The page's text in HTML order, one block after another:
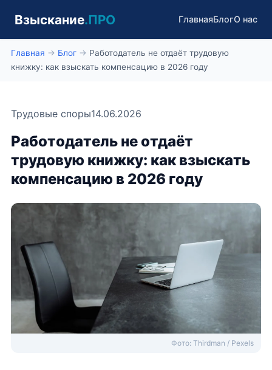
Взыскание.ПРО ГлавнаяБлогО нас
Главная → Блог→ Работодатель не отдаёт трудовую
книжку: как взыскать компенсацию в 2026 году
Трудовые споры14.06.2026
Работодатель не отдаёт
трудовую книжку: как взыскать
компенсацию в 2026 году
Фото: Thirdman / Pexels